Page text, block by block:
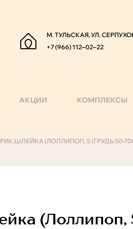
М. ТУЛЬСКАЯ, УЛ.
+7 (966) 112‒02‒22
АКЦИИ КОМПЛЕКСЫ
ШЛЕЙКА (ЛОЛЛИПОП, S (ГРУДЬ 50-
(лоллипоп,